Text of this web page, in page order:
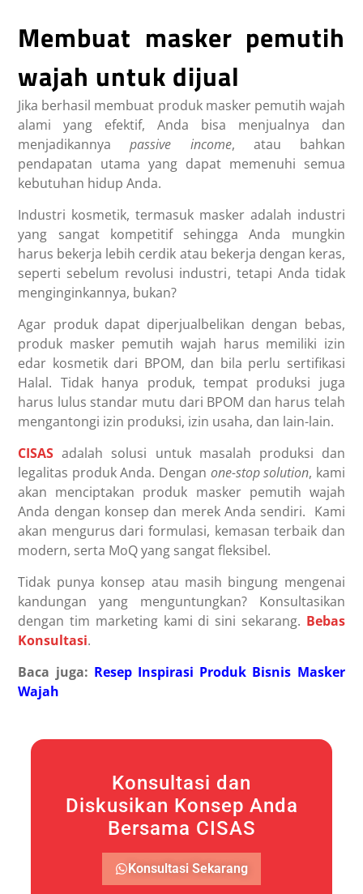
Membuat masker pemutih
wajah untuk dijual
Jika berhasil membuat produk masker pemutih wajah
alami yang efektif, Anda bisa menjualnya dan
menjadikannyapassive income, atau bahkan
pendapatan utama yang dapat memenuhi semua
kebutuhan hidup Anda.
Industri kosmetik, termasuk masker adalah industri
yang sangat kompetitif sehingga Anda mungkin
harus bekerja lebih cerdik atau bekerja dengan keras,
seperti sebelum revolusi industri, tetapi Anda tidak
menginginkannya, bukan?
Agar produk dapat diperjualbelikan dengan bebas,
produk masker pemutih wajah harus memiliki izin
edar kosmetik dari BPOM, dan bila perlu sertifikasi
Halal. Tidak hanya produk, tempat produksi juga
harus lulus standar mutu dari BPOM dan harus telah
mengantongi izin produksi, izin usaha, dan lain-lain.
CISAS adalah solusi untuk masalah produksi dan
legalitas produk Anda. Dengan one-stop solution, kami
akan menciptakan produk masker pemutih wajah
Anda dengan konsep dan merek Anda sendiri. Kami
akan mengurus dari formulasi, kemasan terbaik dan
modern, serta MoQ yang sangat fleksibel.
Tidak punya konsep atau masih bingung mengenai
kandungan yang menguntungkan? Konsultasikan
dengan tim marketing kami di sini sekarang. Bebas
Konsultasi.
Baca juga: Resep Inspirasi Produk Bisnis Masker
Wajah
Konsultasi dan
Diskusikan Konsep Anda
Bersama CISAS
Konsultasi Sekarang